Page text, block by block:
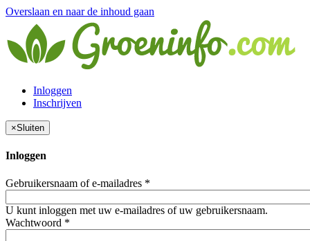
Overslaan en naar de inhoud gaan
Inloggen
Inschrijven
×Sluiten
Inloggen
Gebruikersnaam of e-mailadres *
U kunt inloggen met uw e-mailadres of uw gebruikersnaam.
Wachtwoord *